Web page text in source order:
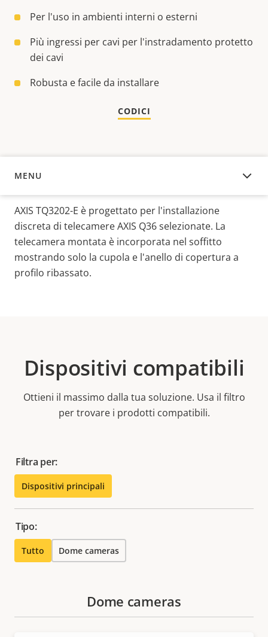
Per l'uso in ambienti interni o esterni
Più ingressi per cavi per l'instradamento protetto
dei cavi
Robusta e facile da installare
CODICI
MENU
PANORAMICA
AXIS TQ3202-E è progettato per l'installazione
discreta di telecamere AXIS Q36 selezionate. La
telecamera montata è incorporata nel soffitto
mostrando solo la cupola e l'anello di copertura a
profilo ribassato.
Dispositivi compatibili
Ottieni il massimo dalla tua soluzione. Usa il filtro
per trovare i prodotti compatibili.
Filtra per:
Dispositivi principali
Tipo:
Tutto Dome cameras
Dome cameras